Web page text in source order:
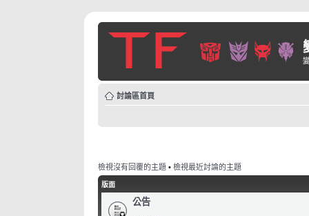
討論區首頁
檢視沒有回覆的主題 • 檢視最近討論的主題
版面
公告